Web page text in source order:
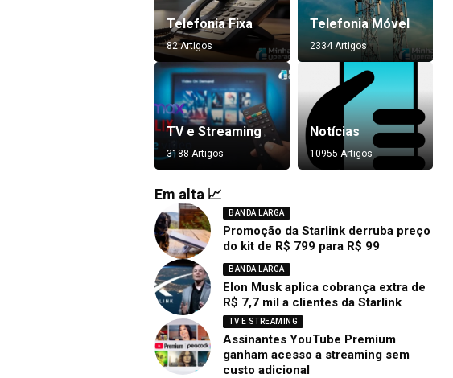
Telefonia Fixa
82 Artigos
Telefonia Móvel
2334 Artigos
TV e Streaming
3188 Artigos
Notícias
10955 Artigos
Em alta 📈
BANDA LARGA
Promoção da Starlink derruba preço
do kit de R$ 799 para R$ 99
BANDA LARGA
Elon Musk aplica cobrança extra de
R$ 7,7 mil a clientes da Starlink
TV E STREAMING
Assinantes YouTube Premium
ganham acesso a streaming sem
custo adicional